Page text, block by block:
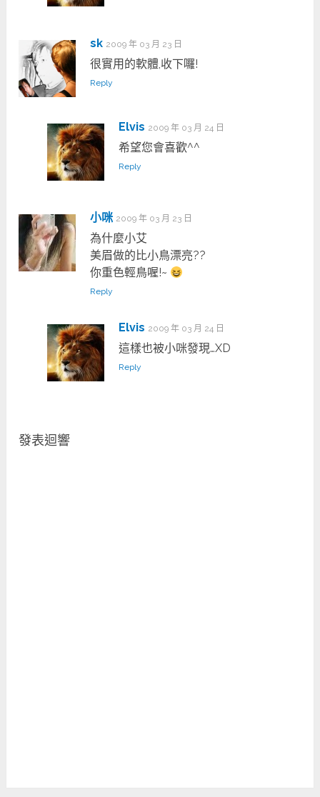
sk 2009 年 03 月 23 日
很實用的軟體,收下囉!
Reply
Elvis 2009 年 03 月 24 日
希望您會喜歡^^
Reply
小咪 2009 年 03 月 23 日
為什麼小艾
美眉做的比小鳥漂亮??
你重色輕鳥喔!~
Reply
Elvis 2009 年 03 月 24 日
這樣也被小咪發現…XD
Reply
發表迴響